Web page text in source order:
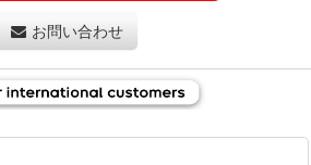
お問い合わせ